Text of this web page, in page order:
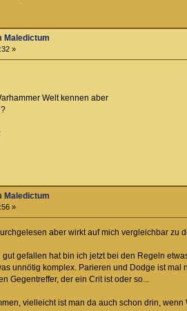
Maledictum
»
Welt kennen aber
Maledictum
»
aber wirkt auf mich vergleichbar
gefallen hat bin ich jetzt bei den Regeln
unnötig komplex. Parieren und Dodge ist
Gegentreffer, der ein Crit ist oder so...
vielleicht ist man da auch schon drin,